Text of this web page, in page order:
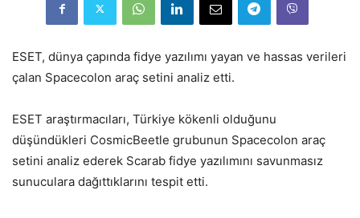
ESET, dünya çapında fidye yazılımı yayan ve hassas verileri
çalan Spacecolon araç setini analiz etti.
ESET araştırmacıları, Türkiye kökenli olduğunu
düşündükleri CosmicBeetle grubunun Spacecolon araç
setini analiz ederek Scarab fidye yazılımını savunmasız
sunuculara dağıttıklarını tespit etti.